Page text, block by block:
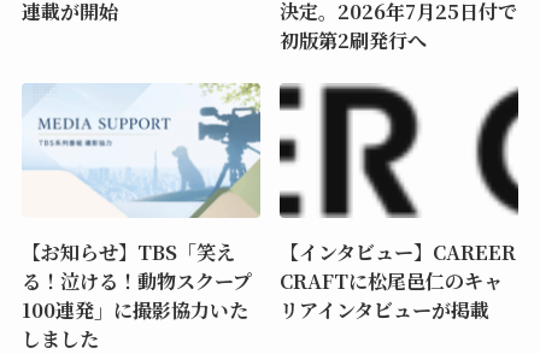
連載が開始
決定。2026年7月25日付で
初版第2刷発行へ
【お知らせ】TBS「笑え
る！泣ける！動物スクープ
100連発」に撮影協力いた
しました
【インタビュー】CAREER
CRAFTに松尾邑仁のキャ
リアインタビューが掲載